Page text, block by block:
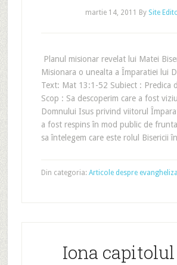
martie 14, 2011 By Site
Planul misionar revelat lui Matei
Misionara o unealta a Împaratiei lui
Text: Mat 13:1-52 Subiect : Predica
Scop : Sa descoperim care a fost
Domnului Isus privind viitorul
a fost respins în mod public de
sa întelegem care este rolul Bisericii
Din categoria: Articole despre
Iona capitolul